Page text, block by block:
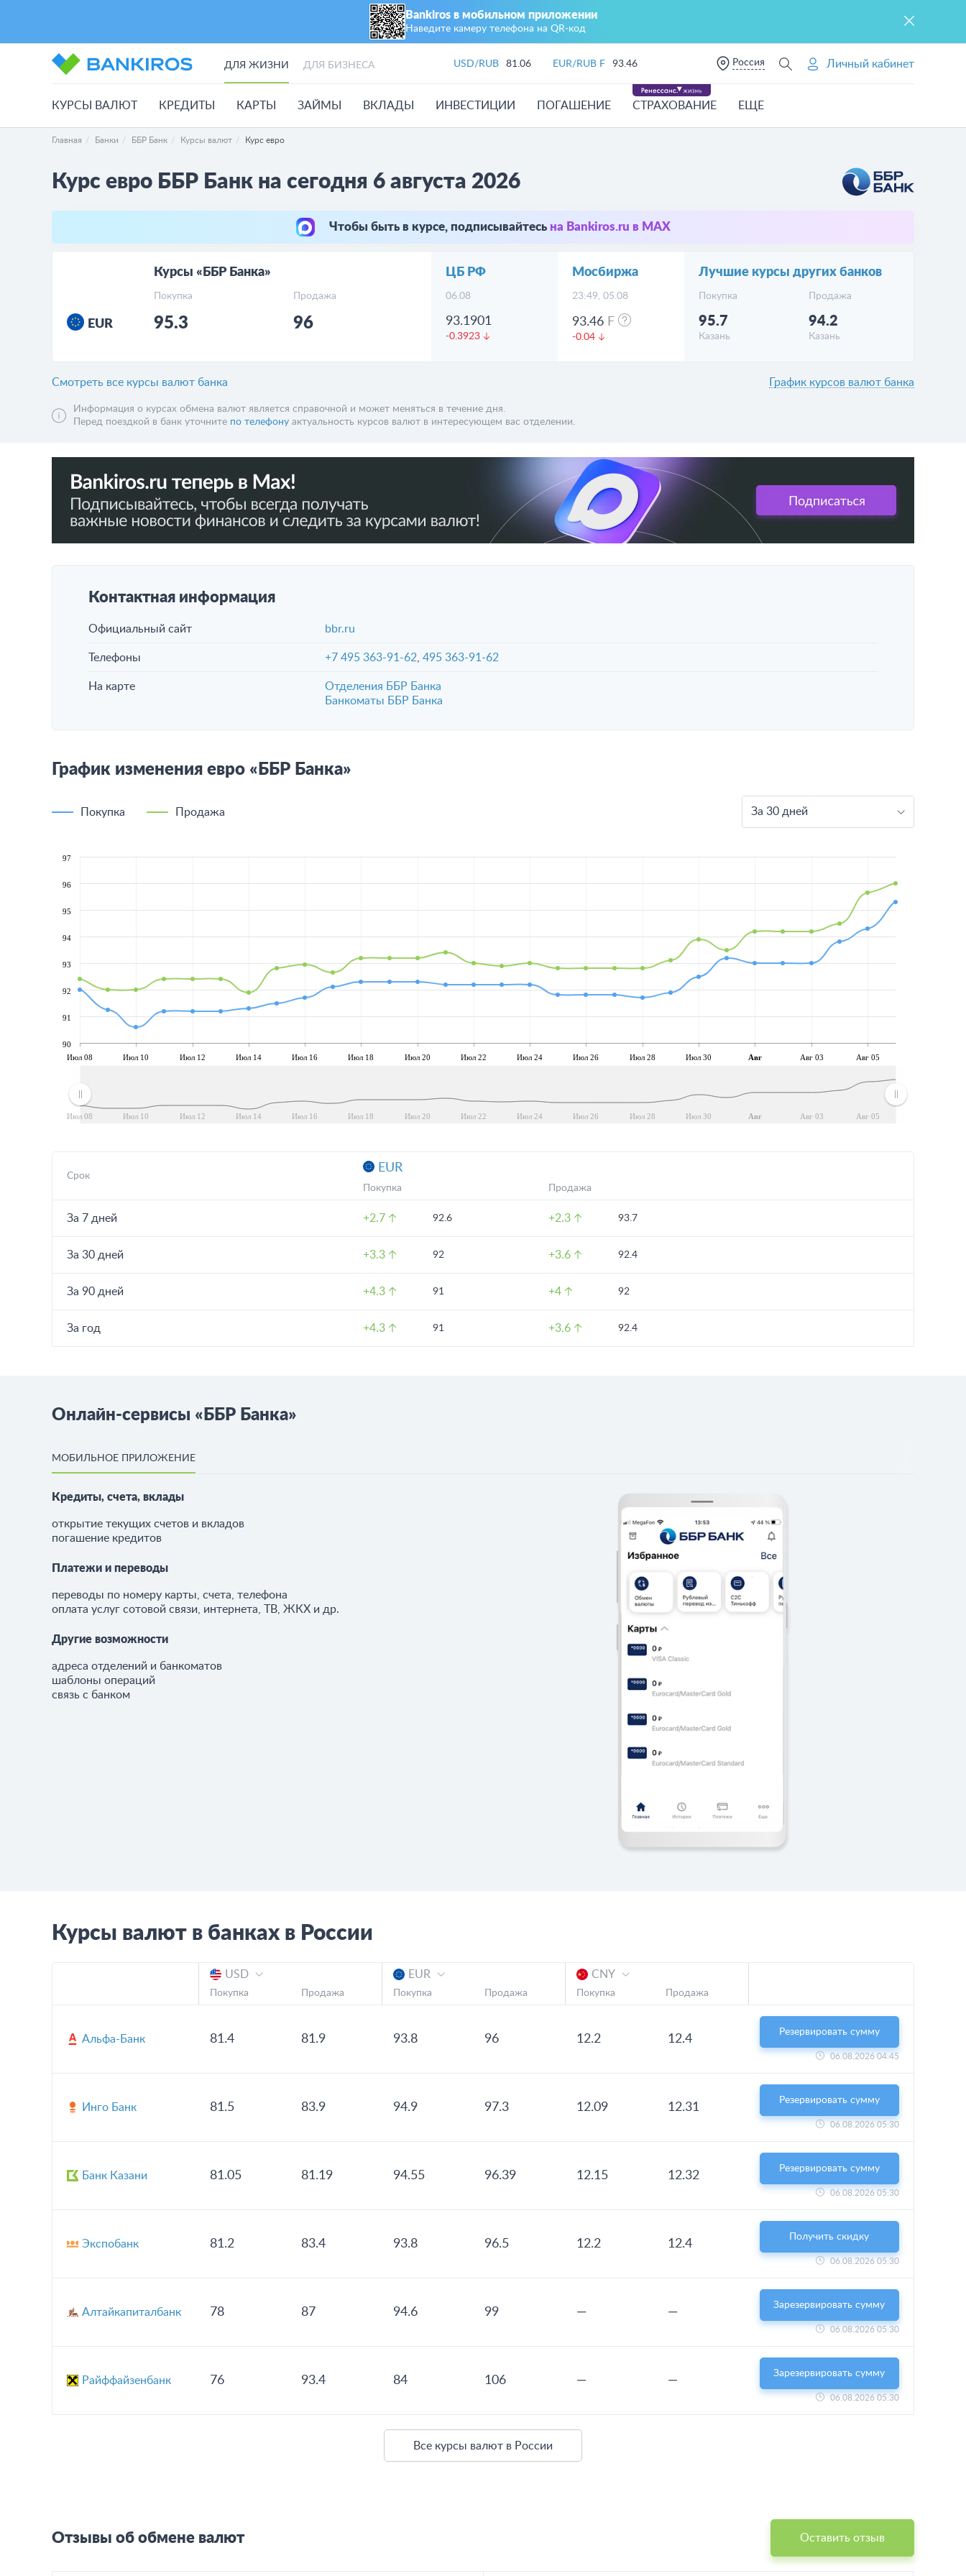
Bankiros в мобильном приложении
Наведите камеру телефона на QR‑код
ДЛЯ ЖИЗНИ ДЛЯ БИЗНЕСА USD/RUB 81.06 EUR/RUB F 93.46 Россия Личный кабинет
КУРСЫ ВАЛЮТ КРЕДИТЫ КАРТЫ ЗАЙМЫ ВКЛАДЫ ИНВЕСТИЦИИ ПОГАШЕНИЕ СТРАХОВАНИЕ ЕЩЕ
Главная Банки ББР Банк Курсы валют Курс евро
Курс евро ББР Банк на сегодня 6 августа 2026
Чтобы быть в курсе, подписывайтесь на Bankiros.ru в MAX
Курсы «ББР Банка»
Покупка Продажа
EUR 95.3 96
ЦБ РФ
06.08
93.1901
-0.3923
Мосбиржа
23:49, 05.08
93.46 F
-0.04
Лучшие курсы других банков
Покупка Продажа
95.7
Казань
94.2
Казань
Смотреть все курсы валют банка График курсов валют банка
Информация о курсах обмена валют является справочной и может меняться в течение дня.
Перед поездкой в банк уточните по телефону актуальность курсов валют в интересующем вас отделении.
Контактная информация
Официальный сайт bbr.ru
Телефоны +7 495 363-91-62 ,495 363-91-62
На карте
Отделения ББР Банка
Банкоматы ББР Банка
График изменения евро «ББР Банка»
Покупка Продажа За 30 дней
Июл 08 Июл 10 Июл 12 Июл 14 Июл 16 Июл 18 Июл 20 Июл 22 Июл 24 Июл 26 Июл 28 Июл 30 Авг Авг 03 Авг 05
Июл 08 Июл 10 Июл 12 Июл 14 Июл 16 Июл 18 Июл 20 Июл 22 Июл 24 Июл 26 Июл 28 Июл 30 Авг Авг 03 Авг 05
90
91
92
93
94
95
96
97
Срок
EUR
Покупка Продажа
За 7 дней +2.7 92.6 +2.3 93.7
За 30 дней +3.3 92 +3.6 92.4
За 90 дней +4.3 91 +4 92
За год +4.3 91 +3.6 92.4
Онлайн-сервисы «ББР Банка»
МОБИЛЬНОЕ ПРИЛОЖЕНИЕ
Кредиты, счета, вклады
открытие текущих счетов и вкладов
погашение кредитов
Платежи и переводы
переводы по номеру карты, счета, телефона
оплата услуг сотовой связи, интернета, ТВ, ЖКХ и др.
Другие возможности
адреса отделений и банкоматов
шаблоны операций
связь с банком
Курсы валют в банках в России
USD
Покупка Продажа
EUR
Покупка Продажа
CNY
Покупка Продажа
Альфа-Банк 81.4 81.9 93.8 96 12.2 12.4
Резервировать сумму
06.08.2026 04:45
Инго Банк 81.5 83.9 94.9 97.3 12.09 12.31
Резервировать сумму
06.08.2026 05:30
Банк Казани 81.05 81.19 94.55 96.39 12.15 12.32
Резервировать сумму
06.08.2026 05:30
Экспобанк 81.2 83.4 93.8 96.5 12.2 12.4
Получить скидку
06.08.2026 05:30
Алтайкапиталбанк 78 87 94.6 99 — —
Зарезервировать сумму
06.08.2026 05:30
Райффайзенбанк 76 93.4 84 106 — —
Зарезервировать сумму
06.08.2026 05:30
Все курсы валют в России
Отзывы об обмене валют Оставить отзыв